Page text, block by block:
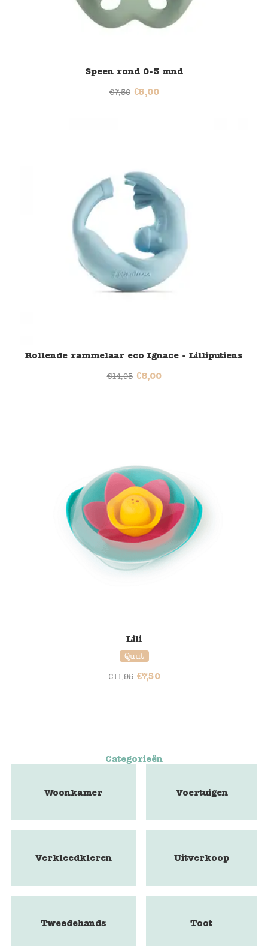
Speen rond 0-3 mnd
€7,50 €5,00
Rollende rammelaar eco Ignace - Lilliputiens
€14,95 €8,00
Lili
Quut
€11,95 €7,50
Categorieën
Woonkamer Voertuigen
Verkleedkleren Uitverkoop
Tweedehands Toot